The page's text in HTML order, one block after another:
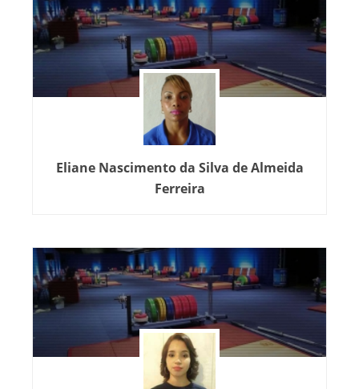
Eliane Nascimento da Silva de Almeida
Ferreira